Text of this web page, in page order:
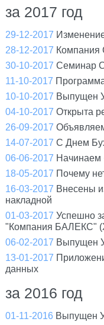
за 2017 год
29-12-2017
28-12-2017 Компания
30-10-2017 Cеминар
11-10-2017
10-10-2017 Выпущен
04-10-2017 Открыта
26-09-2017
14-07-2017 С Днем
06-06-2017 Начинаем
18-05-2017 Почему
16-03-2017 Внесены
накладной
01-03-2017 Успешно
"Компания БАЛЕКС"
06-02-2017 Выпущен
13-01-2017
данных
за 2016 год
01-11-2016 Выпущен